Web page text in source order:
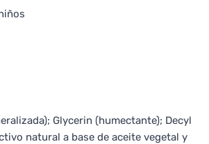
Glycerin (humectante); Decyl
natural a base de aceite vegetal y